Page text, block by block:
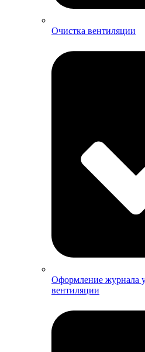
Очистка вентиляции
Оформление журнала
вентиляции